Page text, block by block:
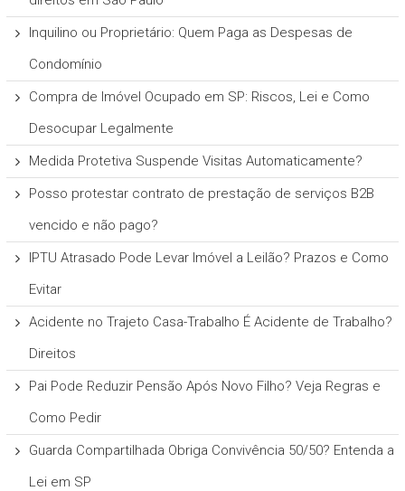
Inquilino ou Proprietário: Quem Paga as Despesas de
Condomínio
Compra de Imóvel Ocupado em SP: Riscos, Lei e Como
Desocupar Legalmente
Medida Protetiva Suspende Visitas Automaticamente?
Posso protestar contrato de prestação de serviços B2B
vencido e não pago?
IPTU Atrasado Pode Levar Imóvel a Leilão? Prazos e Como
Evitar
Acidente no Trajeto Casa-Trabalho É Acidente de Trabalho?
Direitos
Pai Pode Reduzir Pensão Após Novo Filho? Veja Regras e
Como Pedir
Guarda Compartilhada Obriga Convivência 50/50? Entenda a
Lei em SP